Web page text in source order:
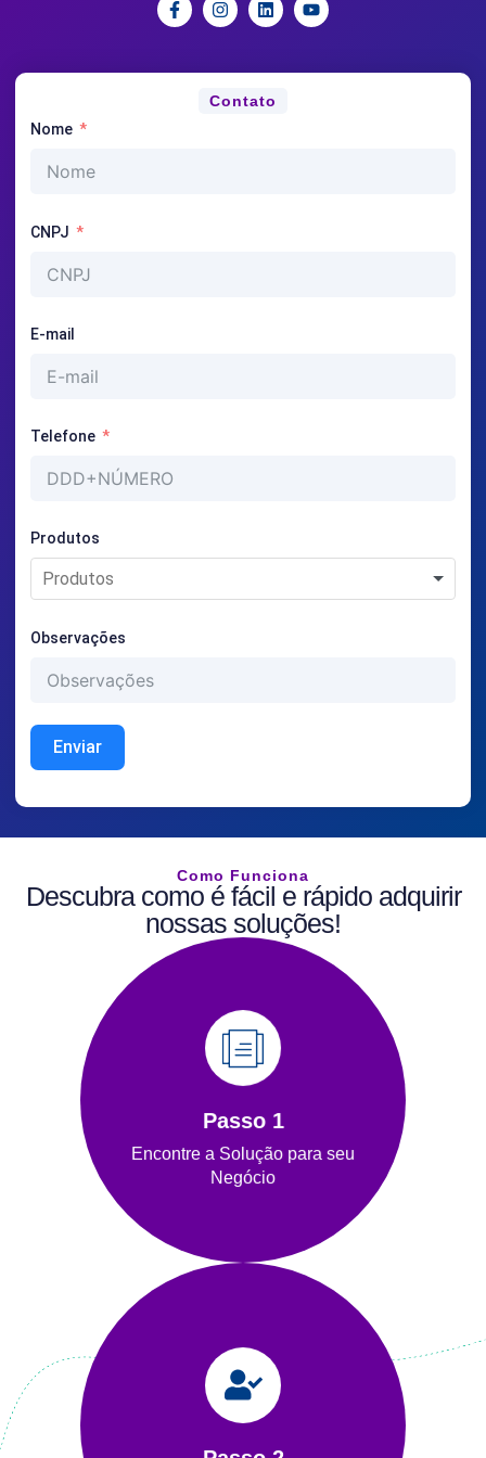
Contato
Nome
CNPJ
E-mail
Telefone
Produtos
Observações
Enviar
Como Funciona
Descubra como é fácil e rápido adquirir
nossas soluções!
Passo 1
Encontre a Solução para seu
Negócio
Produtos
Encontre os produtos ideais para
empresa.
PRODUTOS
consultor especializado entrará em
contato para tirar suas dúvidas e ser seu
ponto de apoio.